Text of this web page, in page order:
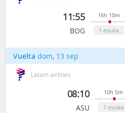
11:55
BOG
16h 10m
1 escala
Vuelta dom, 13 sep
Latam airlines
08:10
ASU
10h 5m
1 escala